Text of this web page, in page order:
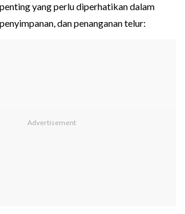
yang perlu diperhatikan dalam
dan penanganan telur: